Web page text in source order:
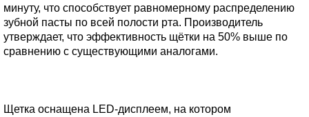
минуту, что способствует равномерному распределению
зубной пасты по всей полости рта. Производитель
утверждает, что эффективность щётки на 50% выше по
сравнению с существующими аналогами.
Щетка оснащена LED-дисплеем, на котором